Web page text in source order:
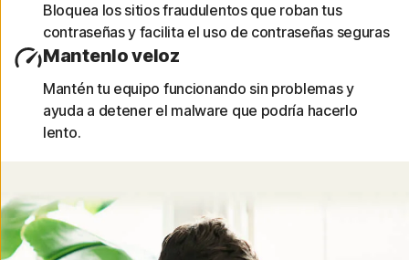
Bloquea los sitios fraudulentos que roban tus
contraseñas y facilita el uso de contraseñas seguras
Mantenlo veloz
Mantén tu equipo funcionando sin problemas y
ayuda a detener el malware que podría hacerlo
lento.